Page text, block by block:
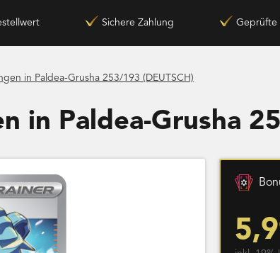
Sichere Zahlung Geprüfte
in Paldea-Grusha 253/193 (DEUTSCH)
in Paldea-Grusha